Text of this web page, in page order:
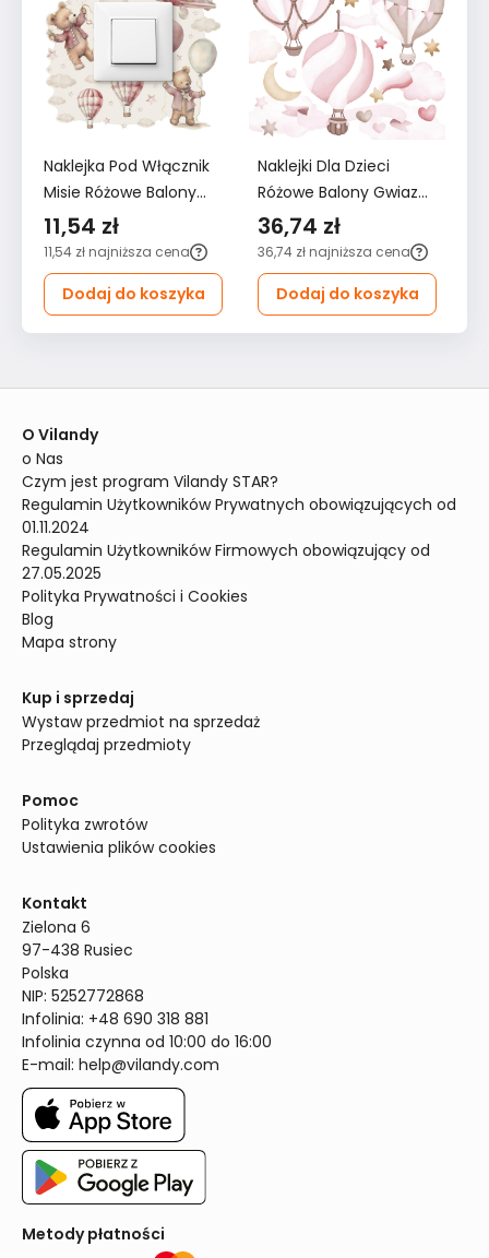
Naklejka Pod Włącznik
Misie Różowe Balony
Chmurki 20x20
Gwiazdki Boho Dla
Dzieci
11,54 zł
11,54 zł najniższa cena
Dodaj do koszyka
Naklejki Dla Dzieci
Różowe Balony Gwiazdy
60x30 Serduszka Styl
ZESTAW
36,74 zł
36,74 zł najniższa cena
Dodaj do koszyka
O Vilandy
o Nas
Czym jest program Vilandy STAR?
Regulamin Użytkowników Prywatnych obowiązujących od
01.11.2024
Regulamin Użytkowników Firmowych obowiązujący od
27.05.2025
Polityka Prywatności i Cookies
Blog
Mapa strony
Kup i sprzedaj
Wystaw przedmiot na sprzedaż
Przeglądaj przedmioty
Pomoc
Polityka zwrotów
Ustawienia plików cookies
Kontakt
Zielona 6
97-438 Rusiec
Polska
NIP: 5252772868
Infolinia: +48 690 318 881
Infolinia czynna od 10:00 do 16:00
E-mail: help@vilandy.com
Metody płatności